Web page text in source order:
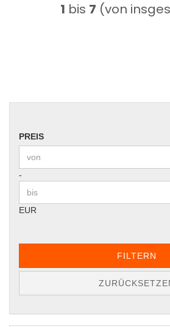
1 bis 7 (von
PREIS
PREIS
Preis bis
-
EUR
FILTERN